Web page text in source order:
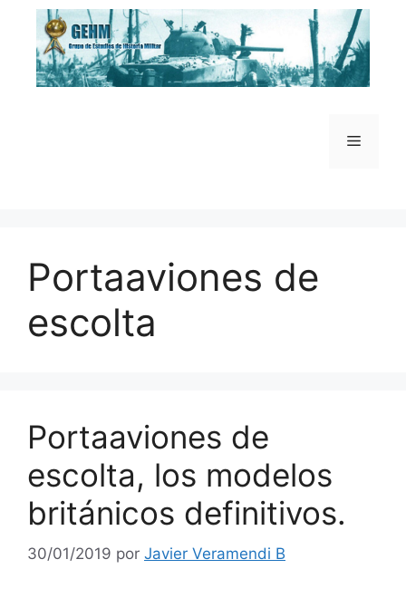
Saltar
contenido
Menú
Portaaviones de
escolta
Portaaviones de
escolta, los modelos
británicos definitivos.
30/01/2019 por Javier Veramendi B